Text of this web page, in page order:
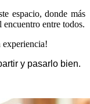
espacio, donde más
entre todos.
experiencia!
y pasarlo bien.